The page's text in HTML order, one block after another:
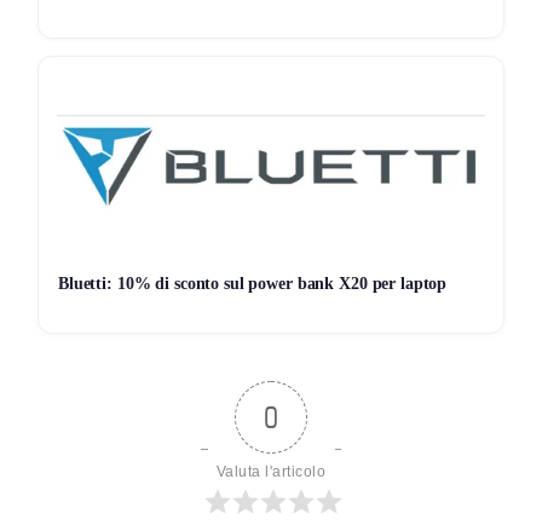
Bluetti: 10% di sconto sul power bank X20 per laptop
0
Valuta l'articolo